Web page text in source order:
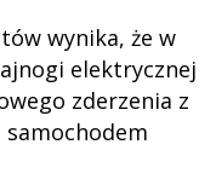
wynika, że w
elektrycznej
zderzenia z
samochodem